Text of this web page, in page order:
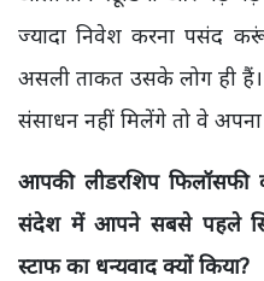
ज्यादा निवेश करना पसंद
असली ताकत उसके लोग ही
संसाधन नहीं मिलेंगे तो वे
आपकी लीडरशिप फिलॉसफी
संदेश में आपने सबसे पहले
स्टाफ का धन्यवाद क्यों किया?